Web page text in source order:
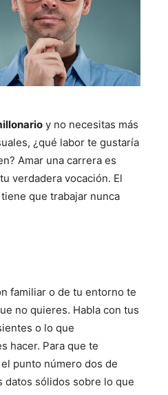
y no necesitas más
¿qué labor te gustaría
Amar una carrera es
verdadera vocación. El
que trabajar nunca
familiar o de tu entorno te
no quieres. Habla con tus
o lo que
hacer. Para que te
punto número dos de
datos sólidos sobre lo que